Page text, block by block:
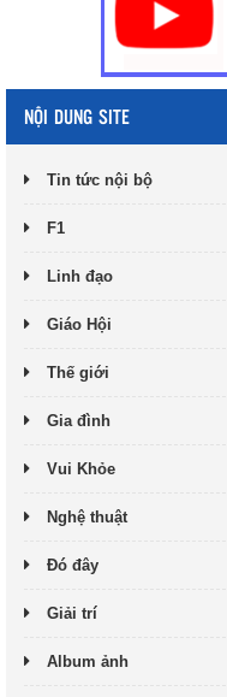
NỘI DUNG SITE
Tin tức nội bộ
F1
Linh đạo
Giáo Hội
Thế giới
Gia đình
Vui Khỏe
Nghệ thuật
Đó đây
Giải trí
Album ảnh